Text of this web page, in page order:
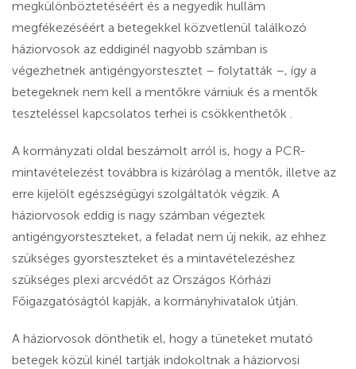
megkülönböztetéséért és a negyedik hullám
megfékezéséért a betegekkel közvetlenül találkozó
háziorvosok az eddiginél nagyobb számban is
végezhetnek antigéngyorstesztet – folytatták –, így a
betegeknek nem kell a mentőkre várniuk és a mentők
teszteléssel kapcsolatos terhei is csökkenthetők .
A kormányzati oldal beszámolt arról is, hogy a PCR-
mintavételezést továbbra is kizárólag a mentők, illetve az
erre kijelölt egészségügyi szolgáltatók végzik. A
háziorvosok eddig is nagy számban végeztek
antigéngyorsteszteket, a feladat nem új nekik, az ehhez
szükséges gyorsteszteket és a mintavételezéshez
szükséges plexi arcvédőt az Országos Kórházi
Főigazgatóságtól kapják, a kormányhivatalok útján.
A háziorvosok dönthetik el, hogy a tüneteket mutató
betegek közül kinél tartják indokoltnak a háziorvosi